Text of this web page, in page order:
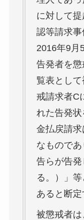
に対して
認等請求
2016年9月
告発者を
覧表とし
戒請求者C
れた告発
金払戻請
なもので
告らが告
る。）」
あると断定
被懲戒者